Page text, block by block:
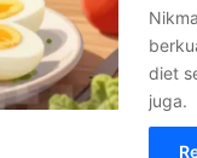
diet
juga.